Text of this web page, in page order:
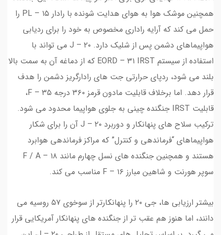
همچنین موشک هوا به هوای هدایت شونده با رادار PL – ۱۵ را
حمل می کند که آرایه راداری مخصوص به خود را برای ردیابی
هواپیماهای دشمن پس از شلیک دارد. J – ۲۰ می تواند با
استفاده از سیستم EORD – ۳۱ IRST که از دماغه آن به سمت بالا
بلند می شود، ردپای حرارتی جت های رادارگریز دشمن را هدف
قرار دهد. اما برخلاف قابلیت مادون قرمز ۳۶۰ درجه F – ۳۵،
قابلیت IRST جنگنده چینی به جلوی هواپیما محدود می شود.
ترکیب سلاح های پنهانکار و دوربرد J – ۲۰ آن را برای شکار
هواپیماهای “فرماندهی و کنترل” که مراکز فرماندهی هوابرد
هستند و همچنین جنگنده های نسل چهارم مانند F / A – ۱۸
سوپر هورنت و شاهین مبارز F – ۱۶ مناسب می کند.
بیشتر ارزیابی ها، جی ۲۰ را پنهانکارتر از سوخوی ۵۷ روسیه می
دانند، اما هنوز هم عقب تر از جنگنده های پنهانکار آمریکایی قرار